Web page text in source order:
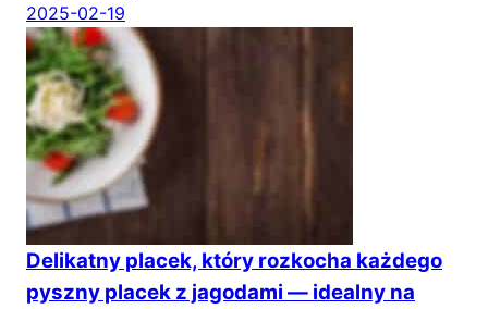
2025-02-19
Delikatny placek, który rozkocha każdego
pyszny placek z jagodami — idealny na